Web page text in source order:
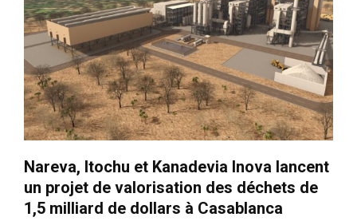
Nareva, Itochu et Kanadevia Inova lancent
un projet de valorisation des déchets de
1,5 milliard de dollars à Casablanca